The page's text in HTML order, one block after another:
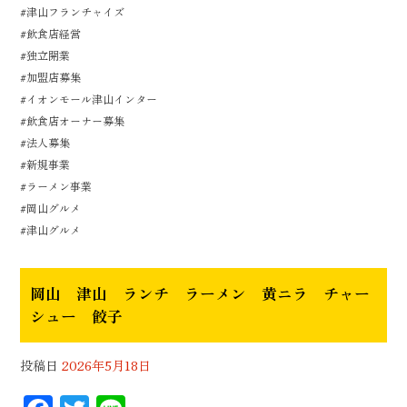
#津山フランチャイズ
#飲食店経営
#独立開業
#加盟店募集
#イオンモール津山インター
#飲食店オーナー募集
#法人募集
#新規事業
#ラーメン事業
#岡山グルメ
#津山グルメ
岡山 津山 ランチ ラーメン 黄ニラ チャー
シュー 餃子
投稿日 2026年5月18日